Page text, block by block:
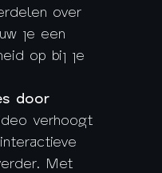
over
je een
op bij je
door
verhoogt
Met